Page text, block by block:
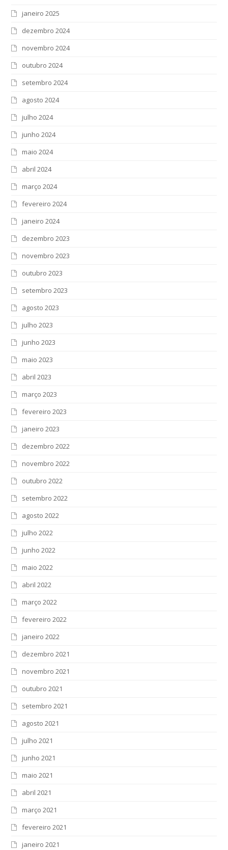
janeiro 2025
dezembro 2024
novembro 2024
outubro 2024
setembro 2024
agosto 2024
julho 2024
junho 2024
maio 2024
abril 2024
março 2024
fevereiro 2024
janeiro 2024
dezembro 2023
novembro 2023
outubro 2023
setembro 2023
agosto 2023
julho 2023
junho 2023
maio 2023
abril 2023
março 2023
fevereiro 2023
janeiro 2023
dezembro 2022
novembro 2022
outubro 2022
setembro 2022
agosto 2022
julho 2022
junho 2022
maio 2022
abril 2022
março 2022
fevereiro 2022
janeiro 2022
dezembro 2021
novembro 2021
outubro 2021
setembro 2021
agosto 2021
julho 2021
junho 2021
maio 2021
abril 2021
março 2021
fevereiro 2021
janeiro 2021